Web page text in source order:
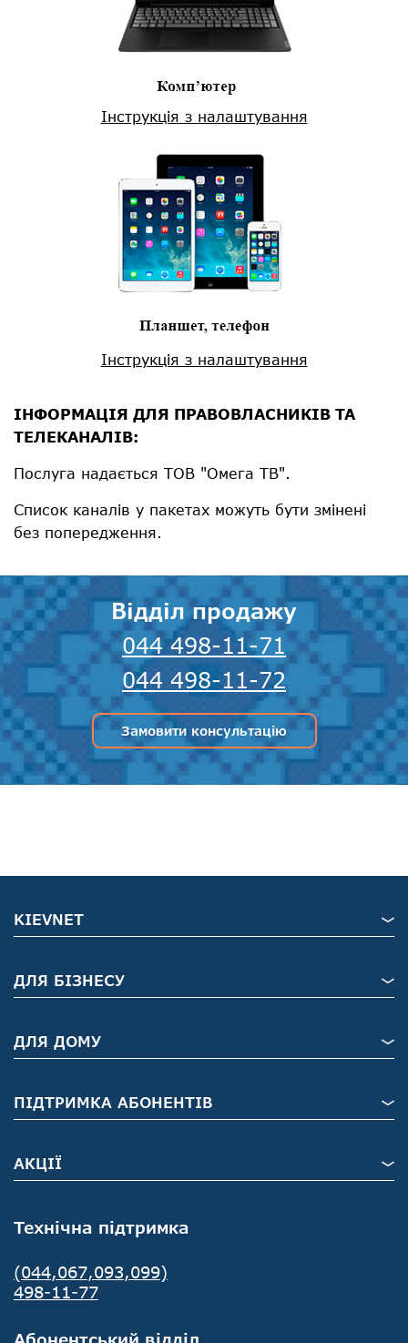
Інструкція з налаштування
Інструкція з налаштування
ІНФОРМАЦІЯ ДЛЯ ПРАВОВЛАСНИКІВ ТА
ТЕЛЕКАНАЛІВ:
Послуга надається ТОВ "Омега ТВ".
Список каналів у пакетах можуть бути змінені
без попередження.
Відділ продажу
044 498-11-71
044 498-11-72
Замовити консультацію
Технічна підтримка
(044,067,093,099)
498-11-77
KIEVNET
ДЛЯ БІЗНЕСУ
ДЛЯ ДОМУ
ПІДТРИМКА АБОНЕНТІВ
АКЦІЇ